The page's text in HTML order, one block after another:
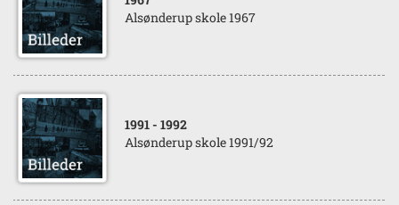
Alsønderup skole 1967
1991 - 1992
Alsønderup skole 1991/92